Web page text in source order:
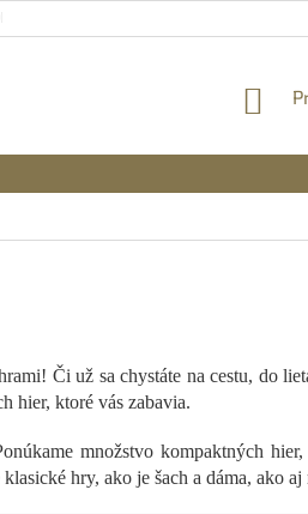
ÚDAJOV
Či už sa chystáte na cestu, do
hier, ktoré vás zabavia.
množstvo kompaktných
hry, ako je šach a dáma, ako aj